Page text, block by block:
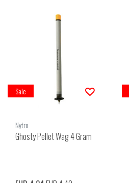
Sale
Nytro
Ghosty Pellet Wag 4 Gram